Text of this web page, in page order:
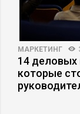
МАРКЕТИНГ
14 деловых
которые